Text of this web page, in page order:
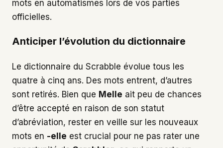
mots en automatismes lors de vos parties
officielles.
Anticiper l’évolution du dictionnaire
Le dictionnaire du Scrabble évolue tous les
quatre à cinq ans. Des mots entrent, d’autres
sont retirés. Bien que Melle ait peu de chances
d’être accepté en raison de son statut
d’abréviation, rester en veille sur les nouveaux
mots en -elle est crucial pour ne pas rater une